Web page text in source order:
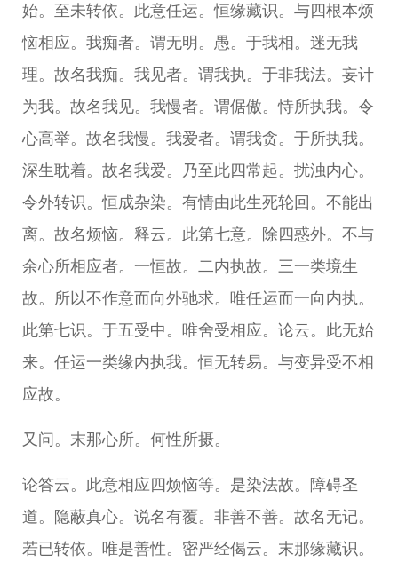
始。至未转依。此意任运。恒缘藏识。与四根本烦
恼相应。我痴者。谓无明。愚。于我相。迷无我
理。故名我痴。我见者。谓我执。于非我法。妄计
为我。故名我见。我慢者。谓倨傲。恃所执我。令
心高举。故名我慢。我爱者。谓我贪。于所执我。
深生耽着。故名我爱。乃至此四常起。扰浊内心。
令外转识。恒成杂染。有情由此生死轮回。不能出
离。故名烦恼。释云。此第七意。除四惑外。不与
余心所相应者。一恒故。二内执故。三一类境生
故。所以不作意而向外驰求。唯任运而一向内执。
此第七识。于五受中。唯舍受相应。论云。此无始
来。任运一类缘内执我。恒无转易。与变异受不相
应故。
又问。末那心所。何性所摄。
论答云。此意相应四烦恼等。是染法故。障碍圣
道。隐蔽真心。说名有覆。非善不善。故名无记。
若已转依。唯是善性。密严经偈云。末那缘藏识。